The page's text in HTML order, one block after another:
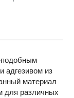
адгезивом из
материал
для различных